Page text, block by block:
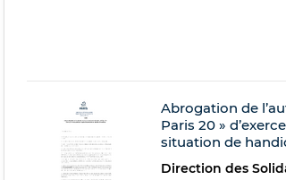
Abrogation de
Paris 20 »
situation de
Direction des